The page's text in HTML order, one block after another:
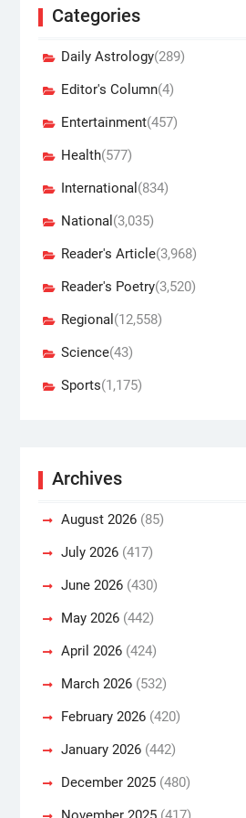
Categories
Daily Astrology(289)
Editor's Column(4)
Entertainment(457)
Health(577)
International (834)
National (3,035)
Reader's Article(3,968)
Reader's Poetry(3,520)
Regional (12,558)
Science(43)
Sports(1,175)
Archives
August 2026(85)
July 2026(417)
June 2026(430)
May 2026(442)
April 2026(424)
March 2026(532)
February 2026(420)
January 2026(442)
December 2025(480)